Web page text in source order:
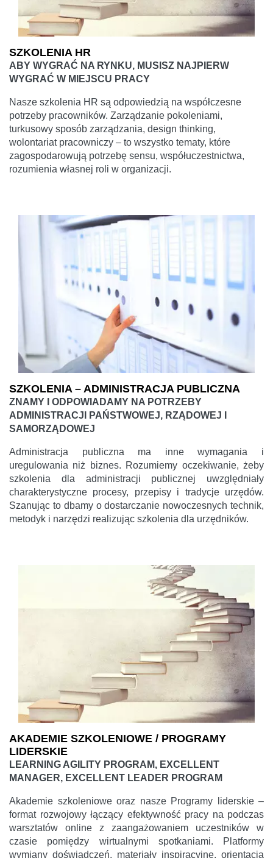
SZKOLENIA HR
ABY WYGRAĆ NA RYNKU, MUSISZ NAJPIERW
WYGRAĆ W MIEJSCU PRACY
Nasze szkolenia HR są odpowiedzią na współczesne
potrzeby pracowników. Zarządzanie pokoleniami,
turkusowy sposób zarządzania, design thinking,
wolontariat pracowniczy – to wszystko tematy, które
zagospodarowują potrzebę sensu, współuczestnictwa,
rozumienia własnej roli w organizacji.
SZKOLENIA – ADMINISTRACJA PUBLICZNA
ZNAMY I ODPOWIADAMY NA POTRZEBY
ADMINISTRACJI PAŃSTWOWEJ, RZĄDOWEJ I
SAMORZĄDOWEJ
Administracja publiczna ma inne wymagania i
uregulowania niż biznes. Rozumiemy oczekiwanie, żeby
szkolenia dla administracji publicznej uwzględniały
charakterystyczne procesy, przepisy i tradycje urzędów.
Szanując to dbamy o dostarczanie nowoczesnych technik,
metodyk i narzędzi realizując szkolenia dla urzędników.
AKADEMIE SZKOLENIOWE / PROGRAMY
LIDERSKIE
LEARNING AGILITY PROGRAM, EXCELLENT
MANAGER, EXCELLENT LEADER PROGRAM
Akademie szkoleniowe oraz nasze Programy liderskie –
format rozwojowy łączący efektywność pracy na podczas
warsztatów online z zaangażowaniem uczestników w
czasie pomiędzy wirtualnymi spotkaniami. Platformy
wymiany doświadczeń, materiały inspiracyjne, orientacja